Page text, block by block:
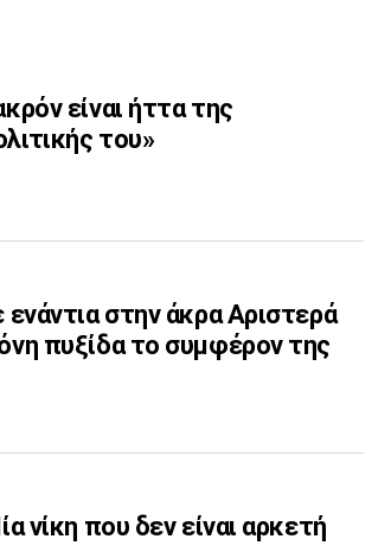
είναι ήττα της
του»
στην άκρα Αριστερά
πυξίδα το συμφέρον της
νίκη που δεν είναι αρκετή